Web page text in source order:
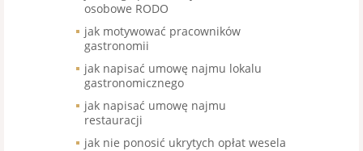
osobowe RODO
jak motywować pracowników
gastronomii
jak napisać umowę najmu lokalu
gastronomicznego
jak napisać umowę najmu
restauracji
jak nie ponosić ukrytych opłat wesela